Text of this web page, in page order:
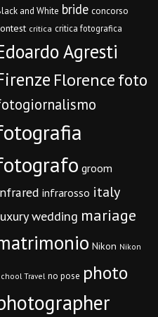
and White bride concorso
critica critica fotografica
Agresti
Florencefoto
groom
infrarosso italy
wedding mariage
Nikon Nikon
Travel no pose photo